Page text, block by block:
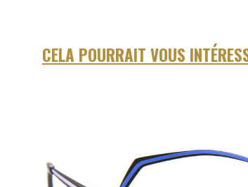
CELA POURRAIT VOUS